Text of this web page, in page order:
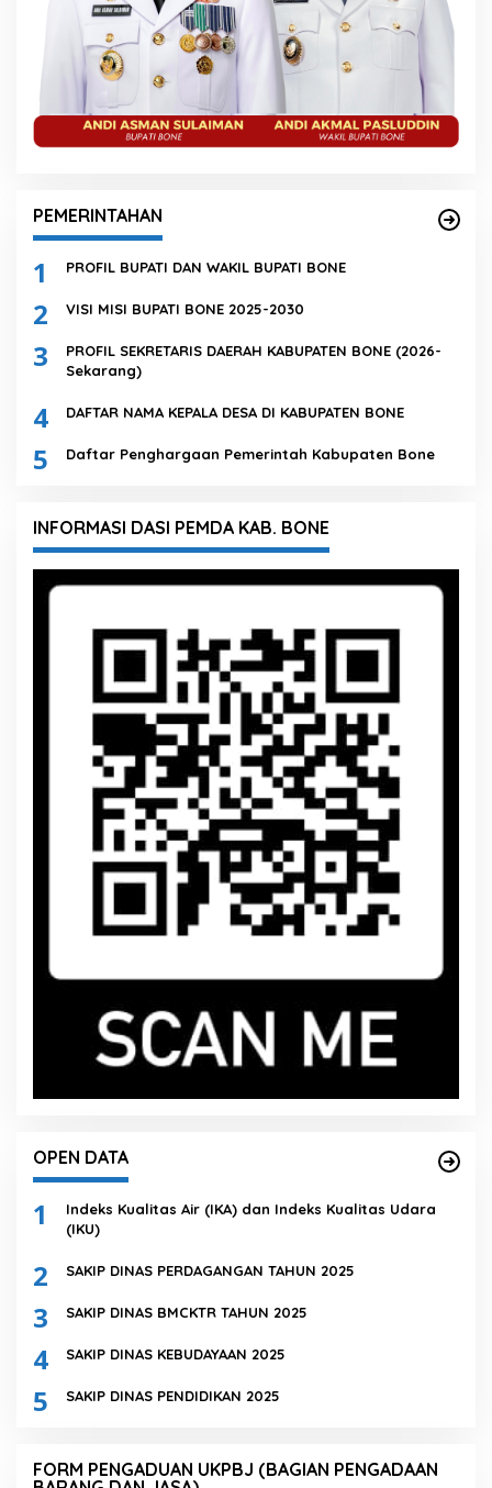
PEMERINTAHAN
1 PROFIL BUPATI DAN WAKIL BUPATI BONE
2 VISI MISI BUPATI BONE 2025-2030
3
PROFIL SEKRETARIS DAERAH KABUPATEN BONE (2026-
Sekarang)
4 DAFTAR NAMA KEPALA DESA DI KABUPATEN BONE
5 Daftar Penghargaan Pemerintah Kabupaten Bone
INFORMASI DASI PEMDA KAB. BONE
OPEN DATA
1
Indeks Kualitas Air (IKA) dan Indeks Kualitas Udara
(IKU)
2 SAKIP DINAS PERDAGANGAN TAHUN 2025
3 SAKIP DINAS BMCKTR TAHUN 2025
4 SAKIP DINAS KEBUDAYAAN 2025
5 SAKIP DINAS PENDIDIKAN 2025
FORM PENGADUAN UKPBJ (BAGIAN PENGADAAN